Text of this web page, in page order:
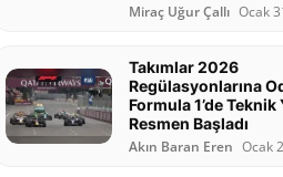
Miraç Uğur Çallı Ocak
Takımlar 2026
Regülasyonlarına
Formula 1’de Teknik
Resmen Başladı
Akın Baran Eren Ocak